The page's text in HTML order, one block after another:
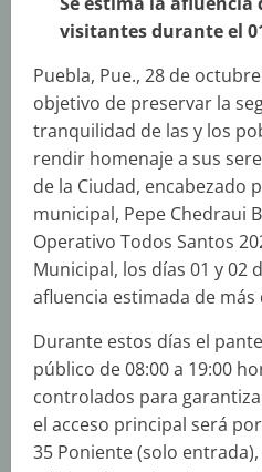
visitantes durante el
Puebla, Pue., 28 de
objetivo de preservar la
tranquilidad de las y los
rendir homenaje a sus
de la Ciudad, encabezado
municipal, Pepe Chedraui
Operativo Todos Santos
Municipal, los días 01 y 02
afluencia estimada de
Durante estos días el
público de 08:00 a 19:00
controlados para
el acceso principal será
35 Poniente (solo